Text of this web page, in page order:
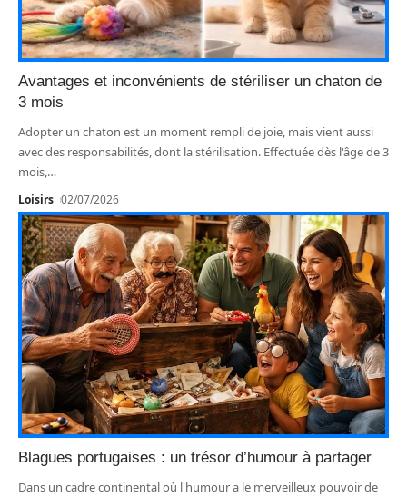
Avantages et inconvénients de stériliser un chaton de
3 mois
Adopter un chaton est un moment rempli de joie, mais vient aussi
avec des responsabilités, dont la stérilisation. Effectuée dès l'âge de 3
mois,…
Loisirs 02/07/2026
Blagues portugaises : un trésor d’humour à partager
Dans un cadre continental où l'humour a le merveilleux pouvoir de